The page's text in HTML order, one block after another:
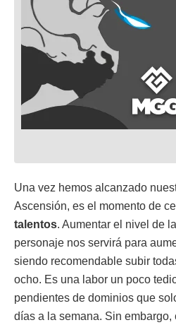
Una vez hemos alcanzado
Ascensión, es el momento de
talentos. Aumentar el nivel de
personaje nos servirá para
siendo recomendable subir
ocho. Es una labor un poco
pendientes de dominios que
días a la semana. Sin embargo,